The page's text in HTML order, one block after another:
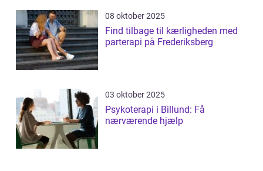
08 oktober 2025
Find tilbage til kærligheden med
parterapi på Frederiksberg
03 oktober 2025
Psykoterapi i Billund: Få
nærværende hjælp